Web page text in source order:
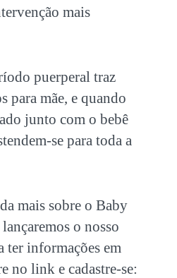
mais
puerperal traz
para mãe, e quando
junto com o bebê
se para toda a
mais sobre o Baby
o nosso
ter informações em
no link e cadastre-se: